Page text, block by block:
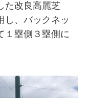
た改良高麗芝
し、バックネッ
１塁側３塁側に